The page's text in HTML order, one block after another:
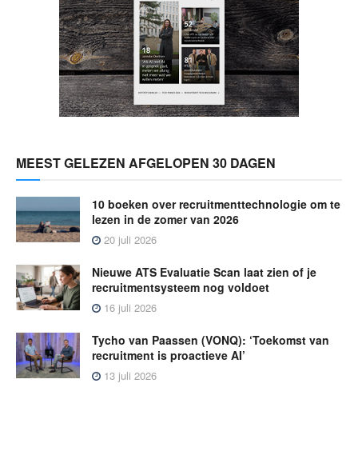
MEEST GELEZEN AFGELOPEN 30 DAGEN
10 boeken over recruitmenttechnologie om te
lezen in de zomer van 2026
20 juli 2026
Nieuwe ATS Evaluatie Scan laat zien of je
recruitmentsysteem nog voldoet
16 juli 2026
Tycho van Paassen (VONQ): ‘Toekomst van
recruitment is proactieve AI’
13 juli 2026